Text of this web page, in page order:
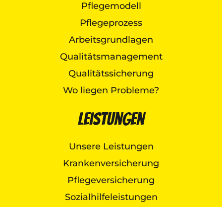
Pflegemodell
Pflegeprozess
Arbeitsgrundlagen
Qualitätsmanagement
Qualitätssicherung
Wo liegen Probleme?
Leistungen
Unsere Leistungen
Krankenversicherung
Pflegeversicherung
Sozialhilfeleistungen